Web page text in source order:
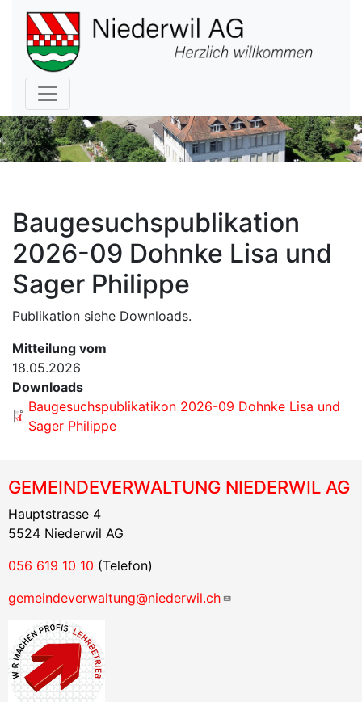
Hauptnavigation
Baugesuchspublikation
2026-09 Dohnke Lisa und
Sager Philippe
Publikation siehe Downloads.
Mitteilung vom
18.05.2026
Downloads
Baugesuchspublikatikon 2026-09 Dohnke Lisa und
Sager Philippe
GEMEINDEVERWALTUNG NIEDERWIL AG
Hauptstrasse 4
5524 Niederwil AG
056 619 10 10 (Telefon)
gemeindeverwaltung@niederwil.ch